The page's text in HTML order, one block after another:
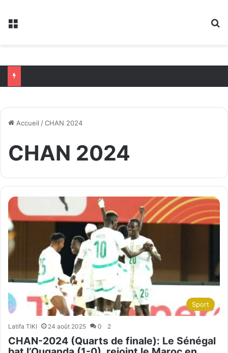
Menu
Accueil /CHAN 2024
CHAN 2024
Sport
Latifa TIKI 24 août 2025 0 2
CHAN-2024 (Quarts de finale): Le Sénégal